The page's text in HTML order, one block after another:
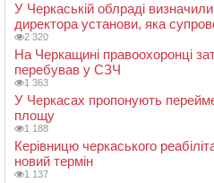
У Черкаській облраді
директора установи, яка
2 320
На Черкащині правоохоронці
перебував у СЗЧ
1 363
У Черкасах пропонують
площу
1 188
Керівницю черкаського
новий термін
1 137